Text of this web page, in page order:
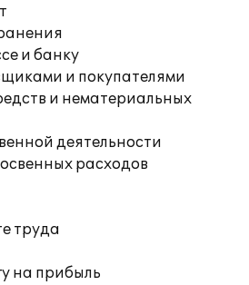
и банку
и покупателями
и нематериальных
деятельности
расходов
труда
на прибыль